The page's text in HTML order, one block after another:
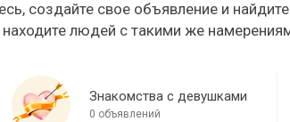
создайте свое объявление и
находите людей с такими же
Знакомства с девушками
0 объявлений